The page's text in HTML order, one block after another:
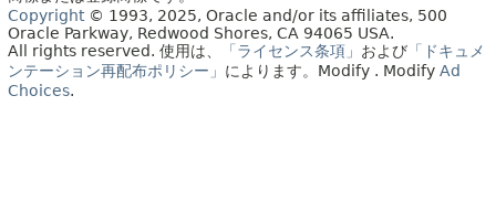
ヘルプ
Copyright© 1993, 2025, Oracle and/or its affiliates, 500
Oracle Parkway, Redwood Shores, CA 94065 USA.
All rights reserved. 使用は、 「ライセンス条項」 および 「ドキュメ
ンテーション再配布ポリシー」 によります。 Modify . Modify Ad
Choices.